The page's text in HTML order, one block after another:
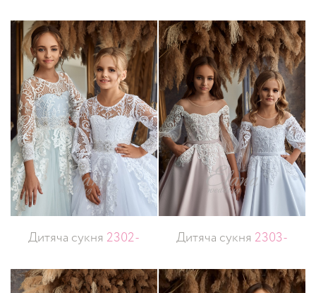
Дитяча сукня 2302- Дитяча сукня 2303-